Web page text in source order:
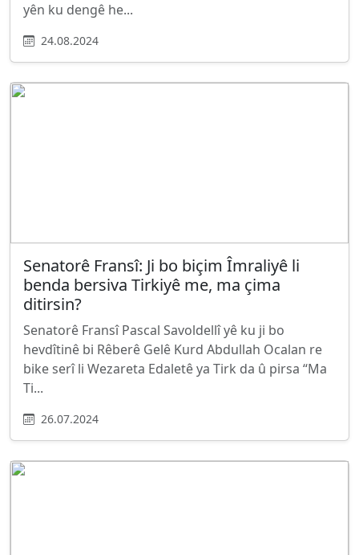
yên ku dengê he...
24.08.2024
Senatorê Fransî: Ji bo biçim Îmraliyê li
benda bersiva Tirkiyê me, ma çima
ditirsin?
Senatorê Fransî Pascal Savoldellî yê ku ji bo
hevdîtinê bi Rêberê Gelê Kurd Abdullah Ocalan re
bike serî li Wezareta Edaletê ya Tirk da û pirsa “Ma
Ti...
26.07.2024